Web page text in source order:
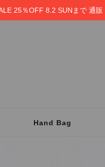
25％OFF 8.2 SUNまで 通
Hand Bag